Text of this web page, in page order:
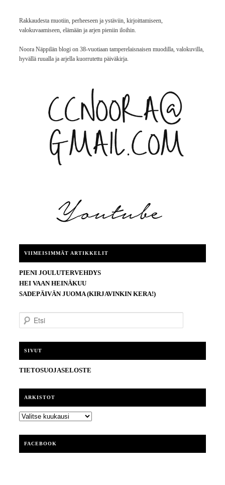
Rakkaudesta muotiin, perheeseen ja ystäviin, kirjoittamiseen,
valokuvaamiseen, elämään ja arjen pieniin iloihin.
Noora Näppilän blogi on 38-vuotiaan tamperelaisnaisen muodilla, valokuvilla,
hyvällä ruualla ja arjella kuorrutettu päiväkirja.
VIIMEISIMMÄT ARTIKKELIT
PIENI JOULUTERVEHDYS
HEI VAAN HEINÄKUU
SADEPÄIVÄN JUOMA (KIRJAVINKIN KERA!)
t
SIVUT
TIETOSUOJASELOSTE
ARKISTOT
ARKISTOT
FACEBOOK